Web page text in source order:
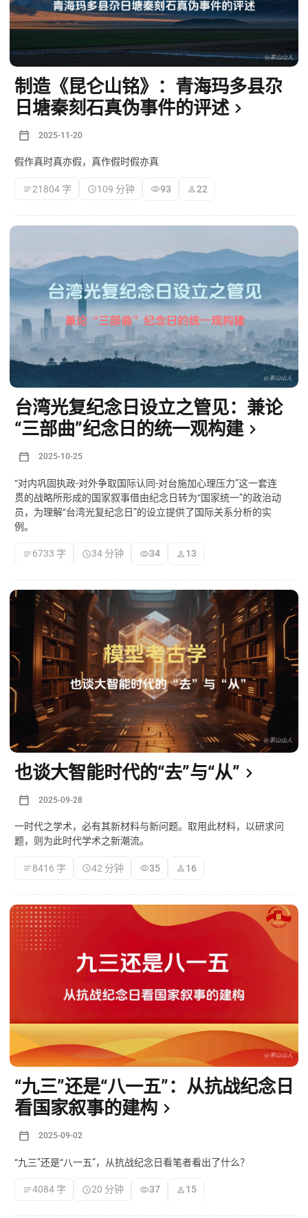
制造《昆仑山铭》：青海玛多县尕
日塘秦刻石真伪事件的评述
2025-11-20
假作真时真亦假，真作假时假亦真
21804 字 109 分钟 93 22
台湾光复纪念日设立之管见：兼论
“三部曲”纪念日的统一观构建
2025-10-25
“对内巩固执政-对外争取国际认同-对台施加心理压力”这一套连
贯的战略所形成的国家叙事借由纪念日转为“国家统一”的政治动
员，为理解“台湾光复纪念日”的设立提供了国际关系分析的实
例。
6733 字 34 分钟 34 13
也谈大智能时代的“去”与“从”
2025-09-28
一时代之学术，必有其新材料与新问题。取用此材料，以研求问
题，则为此时代学术之新潮流。
8416 字 42 分钟 35 16
“九三”还是“八一五”：从抗战纪念日
看国家叙事的建构
2025-09-02
“九三”还是“八一五”，从抗战纪念日看笔者看出了什么？
4084 字 20 分钟 37 15